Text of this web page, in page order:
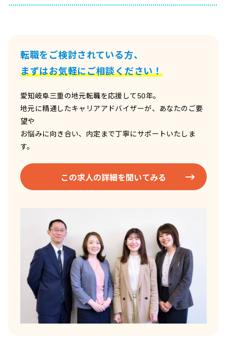
転職をご検討されている方、
まずはお気軽にご相談ください！
愛知岐阜三重の地元転職を応援して50年。
地元に精通したキャリアアドバイザーが、あなたのご要
望や
お悩みに向き合い、内定まで丁寧にサポートいたしま
す。
この求人の詳細を聞いてみる